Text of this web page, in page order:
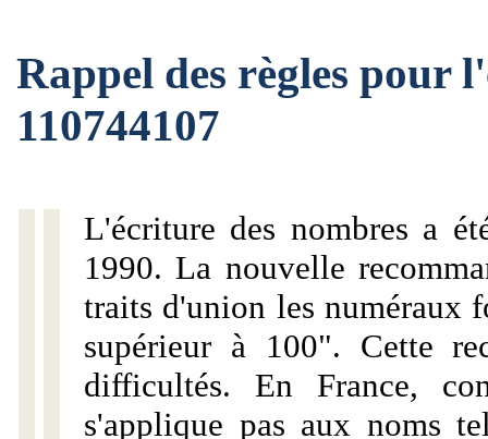
Rappel des règles pour
110744107
L'écriture des nombres a
1990. La nouvelle
traits d'union les numéraux
supérieur à 100". Cette
difficultés. En France,
s'applique pas aux noms